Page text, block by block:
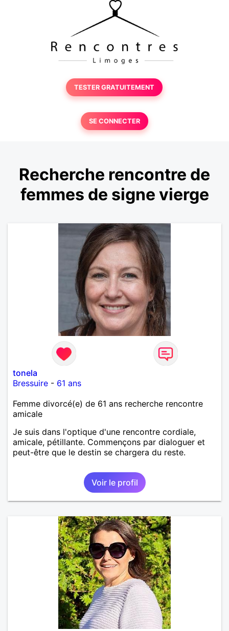
TESTER GRATUITEMENT
SE CONNECTER
Recherche rencontre de
femmes de signe vierge
tonela
Bressuire - 61 ans
Femme divorcé(e) de 61 ans recherche rencontre
amicale
Je suis dans l'optique d'une rencontre cordiale,
amicale, pétillante. Commençons par dialoguer et
peut-être que le destin se chargera du reste.
Voir le profil